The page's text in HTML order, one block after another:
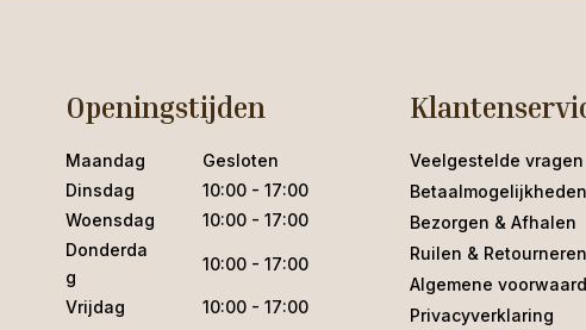
Openingstijden
Maandag
Gesloten
Dinsdag
10:00 - 17:00
Woensdag
10:00 - 17:00
Donderda
g
10:00 - 17:00
Vrijdag
10:00 - 17:00
Veelgestelde vragen
Betaalmogelijkheden
Bezorgen & Afhalen
Ruilen & Retourneren
Algemene
Privacyverklaring